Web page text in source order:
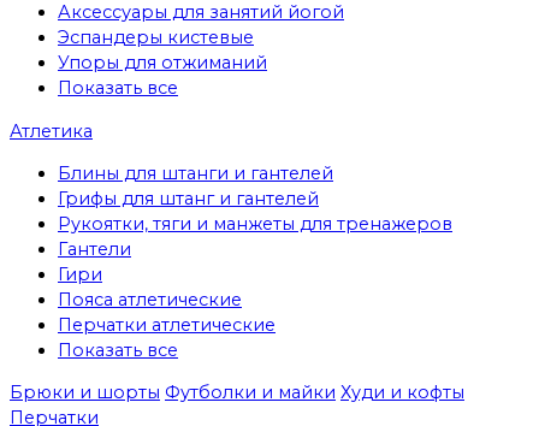
Аксессуары для занятий йогой
Эспандеры кистевые
Упоры для отжиманий
Показать все
Атлетика
Блины для штанги и гантелей
Грифы для штанг и гантелей
Рукоятки, тяги и манжеты для тренажеров
Гантели
Гири
Пояса атлетические
Перчатки атлетические
Показать все
Брюки и шорты Футболки и майки Худи и кофты
Перчатки